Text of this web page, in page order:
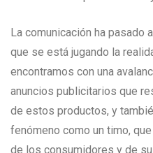
La comunicación ha pasado
que se está jugando la
encontramos con una
anuncios publicitarios que
de estos productos, y
fenómeno como un timo,
de los consumidores y de